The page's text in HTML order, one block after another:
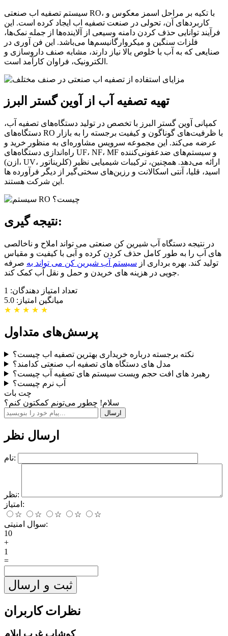
سیستم تصفیه اب صنعتی RO، با تکیه بر مراحل اسمز معکوس و
کاربردهای آن، تحولی در صنعت تصفیه اب ایجاد کرده است. این
فرآیند توانایی حذف کردن دامنه وسیعی از آلاینده‌ها از جمله نمک‌ها،
فلزات سنگین و میکروارگانیسم‌ها می‌باشد. این فن آوری در
صنایعی که به آب با خلوص بالا نیاز دارند، مشابه صنف داروسازی و
الکترونیک، فراوان کارآمد است.
تهیه تصفیه آب از آوین گستر البرز
کمپانی آوین گستر البرز با تخصص در تولید دستگاه‌های تصفیه آب،
دستگاه‌های RO با ظرفیت‌های گوناگون و کیفیت برجسته را به بازار
عرضه می‌کند. این مجموعه سرویس مشاوره‌ای به منظور خرید و
راه‌اندازی دستگاه‌های UF، NF، MF و سیستم‌های ضدعفونی‌کننده
(ازن، UV، کلریناتور) ارائه می‌دهد. همچنین، ترکیبات شیمیایی نظیر
اسید، قلیا، آنتی اسکالانت و رزین‌های سختی‌گیر از دیگر فرآورده ها
این شرکت هستند.
نتیجه گیری:
در نتیجه دستگاه آب شیرین کن صنعتی می تواند املاح و ناخالصی
های آب را به طور کامل حذف کردن کرده و آبی با کیفیت و مقیاس
تولید کند. بهره برداری از سیستم آب شیرین کن می تواند به صرفه
جویی در هزینه های خریدن و حمل و نقل آب کمک کند.
تعداد امتیاز دهندگان: 1
میانگین امتیاز: 5.0
★ ★ ★ ★ ★
پرسش‌های متداول
نکته برجسته درباره خریداری بهترین تصفیه اب چیست؟
مدل های دستگاه های تصفیه اب صنعتی کدامند؟
رهبرد های افت حجم ویست سیستم های تصفیه آب چیست؟
آب نرم چیست؟
چت بات
سلام! چطور می‌تونم کمکتون کنم؟
ارسال
ارسال نظر
نام:
نظر:
امتیاز:
☆
☆ ☆ ☆
☆
سوال امنیتی:
10
+
1
=
ثبت و ارسال
نظرات کاربران
کوشاب غرب ایلام